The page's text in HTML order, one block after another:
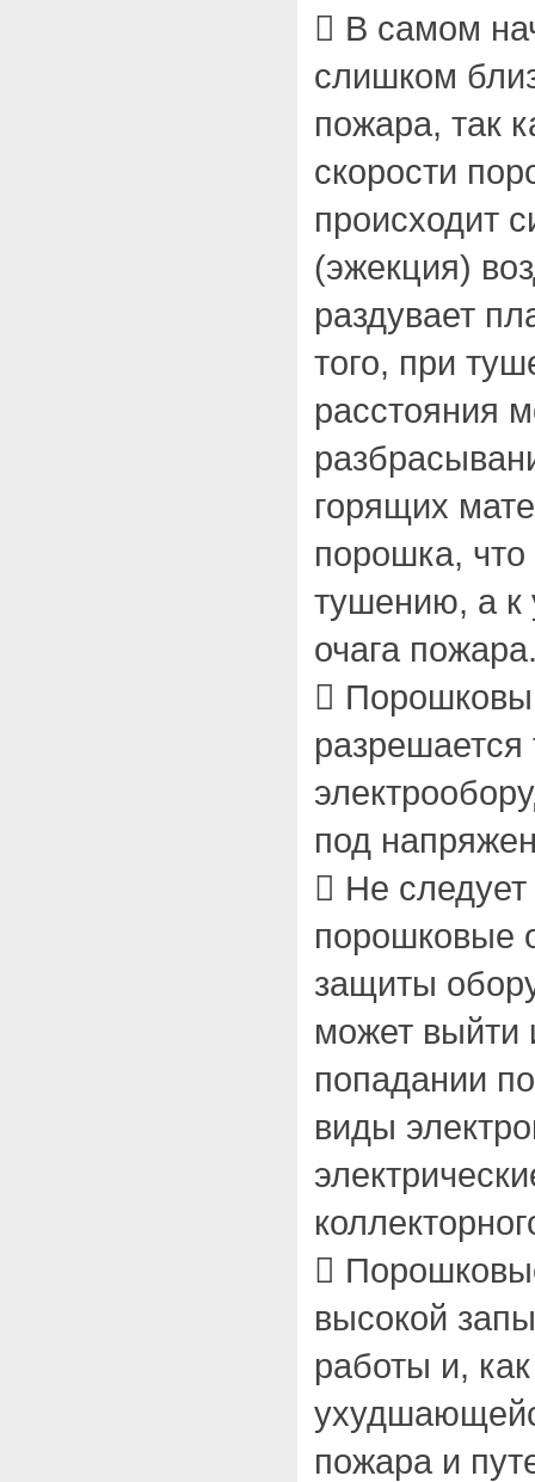
 В самом
слишком
пожара, так
скорости
происходит
(эжекция)
раздувает
того, при
расстояния
горящих
порошка, что
тушению, а к
очага

разрешается
под
 Не следует
порошковые
защиты
может выйти
попадании
виды

высокой
работы и,
пожара и